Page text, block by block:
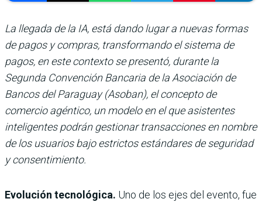
La llegada de la IA, está dando lugar a nuevas formas
de pagos y compras, transformando el sistema de
pagos, en este contexto se presentó, durante la
Segunda Convención Bancaria de la Asociación de
Bancos del Paraguay (Asoban), el concepto de
comercio agéntico, un modelo en el que asistentes
inteligentes podrán gestionar transacciones en nombre
de los usuarios bajo estrictos estándares de seguridad
y consentimiento.
Evolución tecnológica. Uno de los ejes del evento, fue